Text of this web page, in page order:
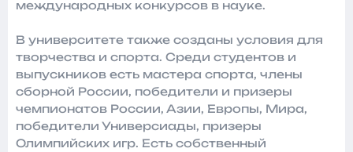
международных конкурсов в науке.
В университете также созданы условия для
творчества и спорта. Среди студентов и
выпускников есть мастера спорта, члены
сборной России, победители и призеры
чемпионатов России, Азии, Европы, Мира,
победители Универсиады, призеры
Олимпийских игр. Есть собственный